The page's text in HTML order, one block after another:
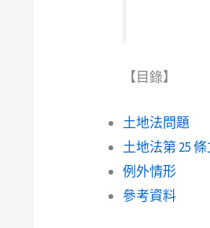
【目錄】
土地法問題
土地法第 25
例外情形
參考資料